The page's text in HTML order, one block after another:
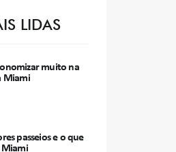
LIDAS
muito na
Miami
passeios e o que
Miami